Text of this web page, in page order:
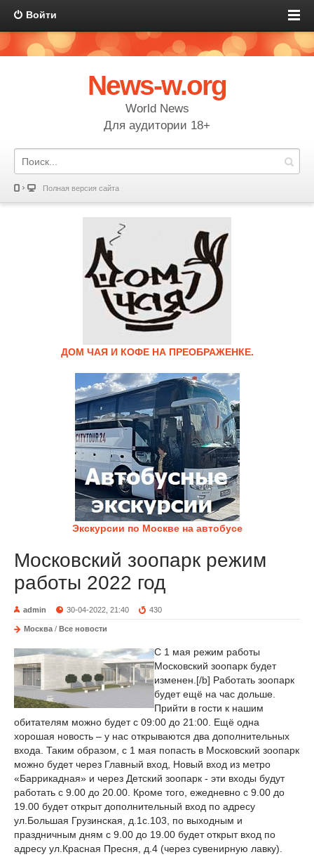
Войти
News-w.org
World News
Для аудитории 18+
Полная версия сайта
ДОМ ЧАЯ И КОФЕ НА ПРЕОБРАЖЕНКЕ.
Экскурсии по Москве на автобусе
Московский зоопарк режим
работы 2022 год
admin 30-04-2022, 21:40 430
Москва / Все новости
С 1 мая режим работы
Московский зоопарк будет
изменен.[/b] Работать зоопарк
будет ещё на час дольше.
Прийти в гости к нашим
обитателям можно будет с 09:00 до 21:00. Ещё одна
хорошая новость – у нас открываются два дополнительных
входа. Таким образом, с 1 мая попасть в Московский зоопарк
можно будет через Главный вход, Новый вход из метро
«Баррикадная» и через Детский зоопарк - эти входы будут
работать с 9.00 до 20.00. Кроме того, ежедневно с 9.00 до
19.00 будет открыт дополнительный вход по адресу
ул.Большая Грузинская, д.1с.103, по выходным и
праздничным дням с 9.00 до 19.00 будет открыт вход по
адресу ул.Красная Пресня, д.4 (через сувенирную лавку).